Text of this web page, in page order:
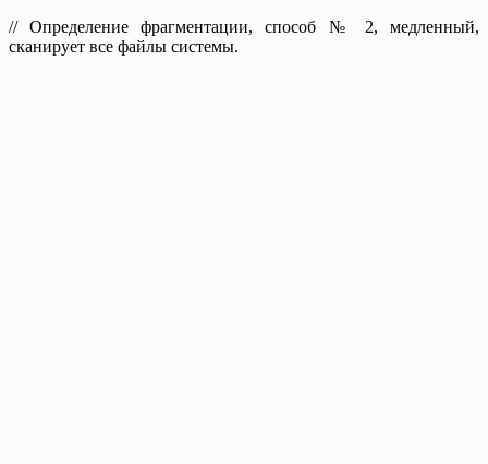
// Определение фрагментации, способ № 2, медленный,
сканирует все файлы системы.